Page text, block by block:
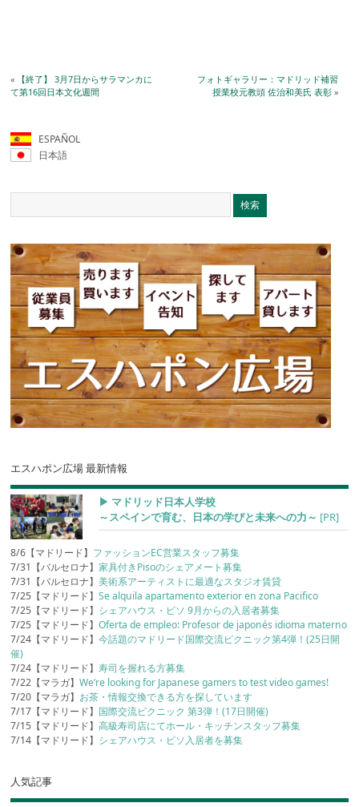
« 【終了】 3月7日からサラマンカに
て第16回日本文化週間
フォトギャラリー：マドリッド補習
授業校元教頭 佐治和美氏 表彰»
ESPAÑOL
日本語
エスハポン広場 最新情報
▶︎ マドリッド日本人学校
～スペインで育む、日本の学びと未来への力～ [PR]
8/6【マドリード】 ファッションEC営業スタッフ募集
7/31【バルセロナ】家具付きPisoのシェアメート募集
7/31【バルセロナ】美術系アーティストに最適なスタジオ賃貸
7/25【マドリード】Se alquila apartamento exterior en zona Pacifico
7/25【マドリード】 シェアハウス・ピソ 9月からの入居者募集
7/25【マドリード】Oferta de empleo: Profesor de japonés idioma materno
7/24【マドリード】今話題のマドリード国際交流ピクニック第4弾！(25日開
催)
7/24【マドリード】寿司を握れる方募集
7/22【マラガ】We’re looking for Japanese gamers to test video games!
7/20【マラガ】 お茶・情報交換できる方を探しています
7/17【マドリード】 国際交流ピクニック 第3弾！(17日開催)
7/15【マドリード】高級寿司店にてホール・キッチンスタッフ募集
7/14【マドリード】 シェアハウス・ピソ入居者を募集
人気記事